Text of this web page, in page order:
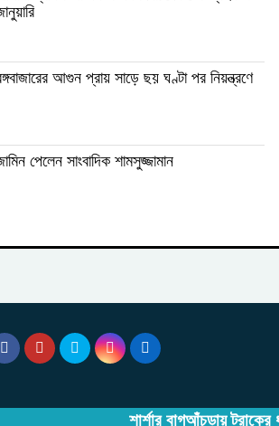
আগুন প্রায় সাড়ে ছয় ঘণ্টা পর নিয়ন্ত্রণে
পেলেন সাংবাদিক শামসুজ্জামান
শার্শার বাগআঁচড়ায় ট্রাকের